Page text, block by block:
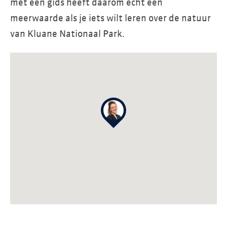
met een gids heeft daarom echt een
meerwaarde als je iets wilt leren over de natuur
van Kluane Nationaal Park.